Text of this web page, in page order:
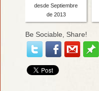
desde Septiembre
de 2013
Be Sociable, Share!